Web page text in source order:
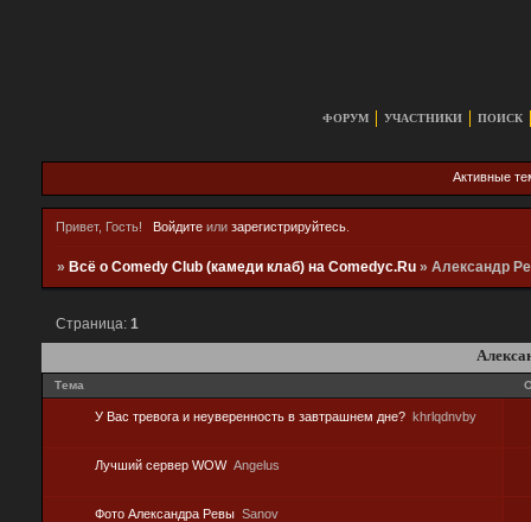
ФОРУМ УЧАСТНИКИ ПОИСК
Активные
Привет, Гость! Войдитеили зарегистрируйтесь.
»Всё о Comedy Club (камеди клаб) на Comedyc.Ru »Александр
Страница:1
Тема
У Вас тревога и неуверенность в завтрашнем дне? khrlqdnvby
Лучший сервер WOW Angelus
Фото Александра Ревы Sanov